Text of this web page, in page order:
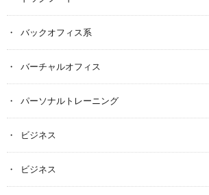
バックオフィス系
バーチャルオフィス
パーソナルトレーニング
ビジネス
ビジネス